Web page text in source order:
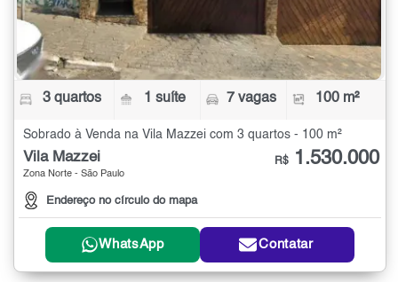
3 quartos 1 suíte 7 vagas 100 m²
Sobrado à Venda na Vila Mazzei com 3 quartos - 100 m²
Vila Mazzei
Zona Norte - São Paulo
Endereço no círculo do mapa
R$ 1.530.000
WhatsApp Contatar